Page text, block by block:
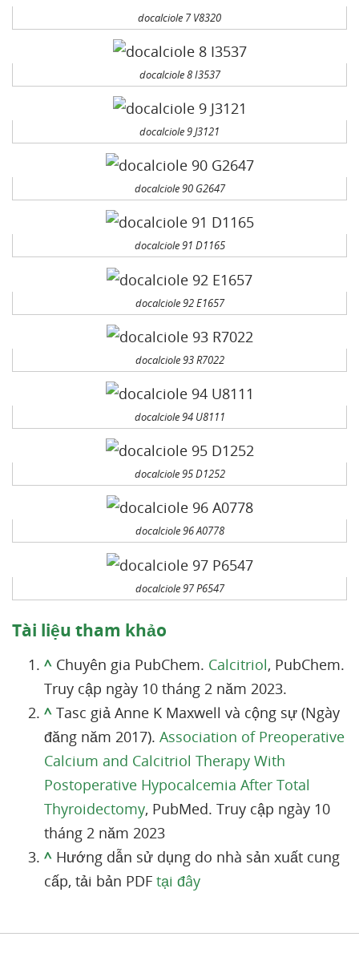
docalciole 7 V8320
docalciole 8 I3537
docalciole 9 J3121
docalciole 90 G2647
docalciole 91 D1165
docalciole 92 E1657
docalciole 93 R7022
docalciole 94 U8111
docalciole 95 D1252
docalciole 96 A0778
docalciole 97 P6547
Tài liệu tham khảo
^ Chuyên gia PubChem. Calcitriol, PubChem.
Truy cập ngày 10 tháng 2 năm 2023.
^ Tasc giả Anne K Maxwell và cộng sự (Ngày
đăng năm 2017). Association of Preoperative
Calcium and Calcitriol Therapy With
Postoperative Hypocalcemia After Total
Thyroidectomy, PubMed. Truy cập ngày 10
tháng 2 năm 2023
^ Hướng dẫn sử dụng do nhà sản xuất cung
cấp, tải bản PDF tại đây